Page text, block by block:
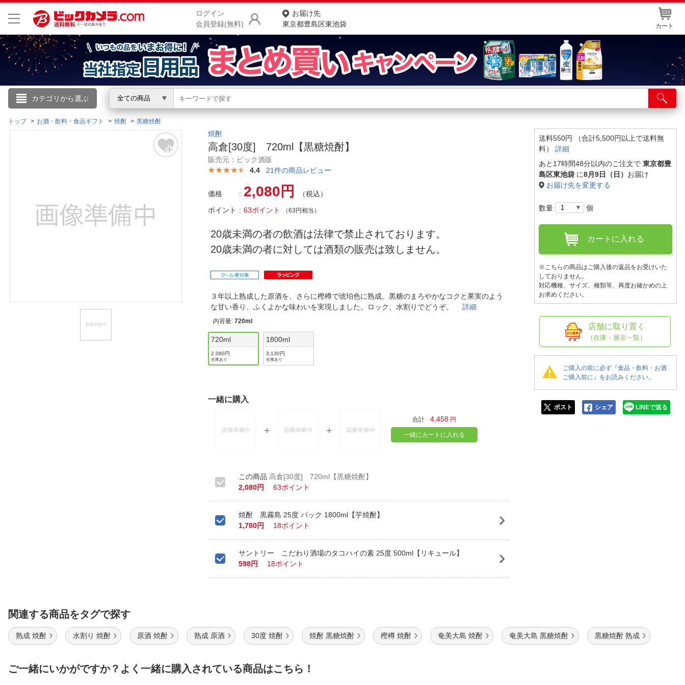
ログイン
会員登録(無料)
お届け先
東京都豊島区東池袋
カート
カテゴリから選ぶ 全ての商品
こんにちは
ログイン
閲覧履歴
商品をさがす
ランキングからさがす
お客様サポート
ご利用ガイド
よくある質問・お問合せ
ご利用規約
店舗サービス
ネット取り置き
English / 中文
トップ お酒・飲料・食品ギフト 焼酎 黒糖焼酎
焼酎
高倉[30度] 720ml【黒糖焼酎】
販売元：ビック酒販
4.4
21件の商品レビュー
価格 2,080円
（税込）
ポイント
63ポイント （63円相当）
20歳未満の者の飲酒は法律で禁止されております。
20歳未満の者に対しては酒類の販売は致しません。
３年以上熟成した原酒を、さらに樫樽で琥珀色に熟成。黒糖のまろやかなコクと果実のよう
な甘い香り、ふくよかな味わいを実現しました。ロック、水割りでどうぞ。詳細
内容量:720ml
720ml
2,080円
在庫あり
1800ml
3,130円
在庫あり
一緒に購入
合計 4,458 円
一緒にカートに入れる
高倉[30度] 720ml【黒糖焼酎】
2,080円
63ポイント
焼酎 黒霧島 25度 パック 1800ml【芋焼酎】
1,780円
18ポイント
サントリー こだわり酒場のタコハイの素 25度 500ml【リキュール】
598円
18ポイント
送料550円 （合計5,500円以上で送料無
料） 詳細
あと17時間48分以内のご注文で 東京都豊
島区東池袋 に8月9日（日） お届け
お届け先を変更する
数量 個
カートに入れる
※こちらの商品はご購入後の返品をお受けいた
しておりません。
対応機種、サイズ、種類等、再度お確かめの上
お求めください。
店舗に取り置く
（在庫・展示一覧）
ご購入の前に必ず『食品・飲料・お酒
ご購入前に』をお読みください。
ポスト シェア LINEで送る
関連する商品をタグで探す
熟成 焼酎 水割り 焼酎 原酒 焼酎 熟成 原酒 30度 焼酎 焼酎 黒糖焼酎 樫樽 焼酎 奄美大島 焼酎 奄美大島 黒糖焼酎 黒糖焼酎 熟成
ご一緒にいかがですか？よく一緒に購入されている商品はこちら！